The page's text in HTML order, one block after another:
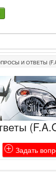
И ОТВЕТЫ
Задать